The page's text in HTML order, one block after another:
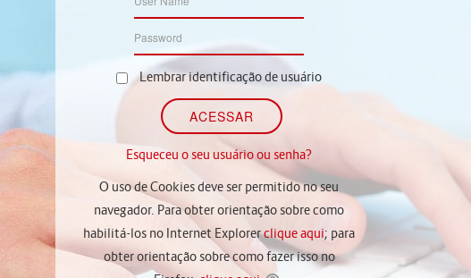
Lembrar identificação de usuário
Esqueceu o seu usuário ou senha?
O uso de Cookies deve ser permitido no seu
navegador. Para obter orientação sobre como
habilitá-los no Internet Explorerclique aqui; para
obter orientação sobre como fazer isso no